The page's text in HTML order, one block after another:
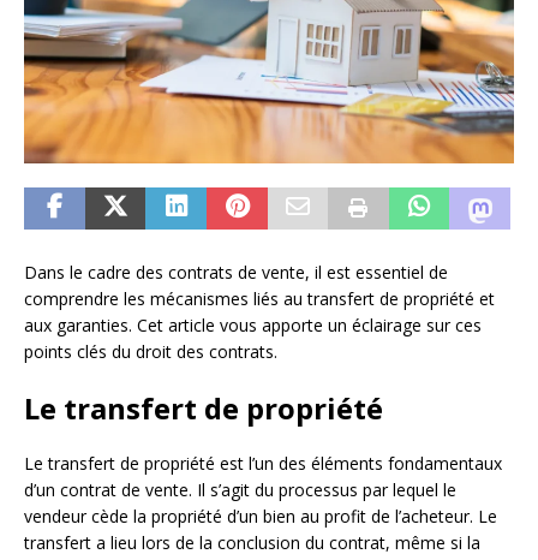
Dans le cadre des contrats de vente, il est essentiel de
comprendre les mécanismes liés au transfert de propriété et
aux garanties. Cet article vous apporte un éclairage sur ces
points clés du droit des contrats.
Le transfert de propriété
Le transfert de propriété est l’un des éléments fondamentaux
d’un contrat de vente. Il s’agit du processus par lequel le
vendeur cède la propriété d’un bien au profit de l’acheteur. Le
transfert a lieu lors de la conclusion du contrat, même si la